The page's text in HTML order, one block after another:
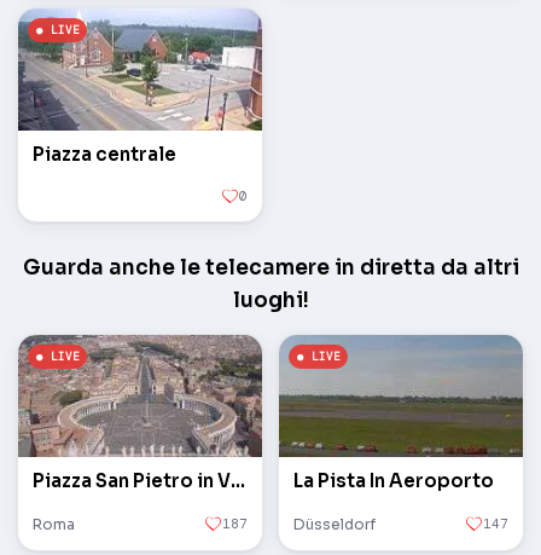
Piazza centrale
0
Guarda anche le telecamere in diretta da altri
luoghi!
Piazza San Pietro in Vaticano
Roma 187
La Pista In Aeroporto
Düsseldorf 147